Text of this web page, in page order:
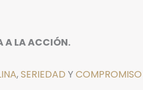
A LA ACCIÓN.
,SERIEDAD YCOMPROMISO